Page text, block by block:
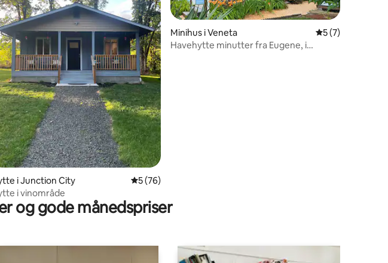
bedømmelse, 222 omtaler
i Junction City 5 ud af 5 i gennemsnitlig bedømmelse, 76 omtaler
5 (76)
i vinområde
Minihus i Veneta 5 ud af 5 i
5 (7)
Havehytte minutter fra Eugene, i
og gode månedspriser